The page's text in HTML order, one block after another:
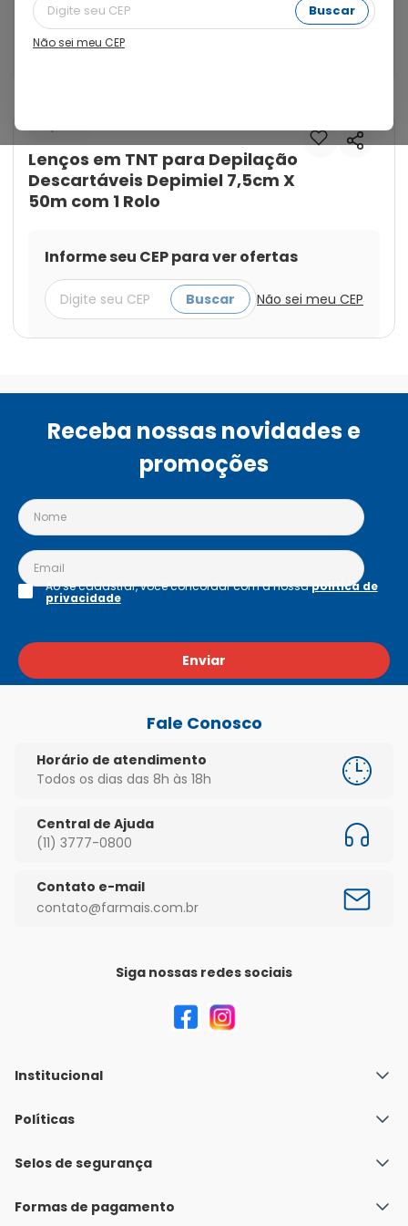
Buscar
Não sei meu CEP
desenvolveu os lenços descartáveis. os lenços
possuem fibras naturais, são macios, higiênicos e
muito resistentes. Desenvolvida especialmente para
Lenços em TNT para Depilação
Descartáveis Depimiel 7,5cm X
50m com 1 Rolo
Informe seu CEP para ver ofertas
Buscar Não sei meu CEP
Receba nossas novidades e
promoções
Enviar
Ao se cadastrar, você concordar com a nossapolítica de
privacidade
Fale Conosco
Horário de atendimento
Todos os dias das 8h às 18h
Central de Ajuda
(11) 3777-0800
Contato e-mail
contato@farmais.com.br
Siga nossas redes sociais
Institucional
Quem Somos
Nossas lojas
Políticas
Política de Envio
Políticas de Trocas e Devoluções
Selos de segurança
Formas de pagamento